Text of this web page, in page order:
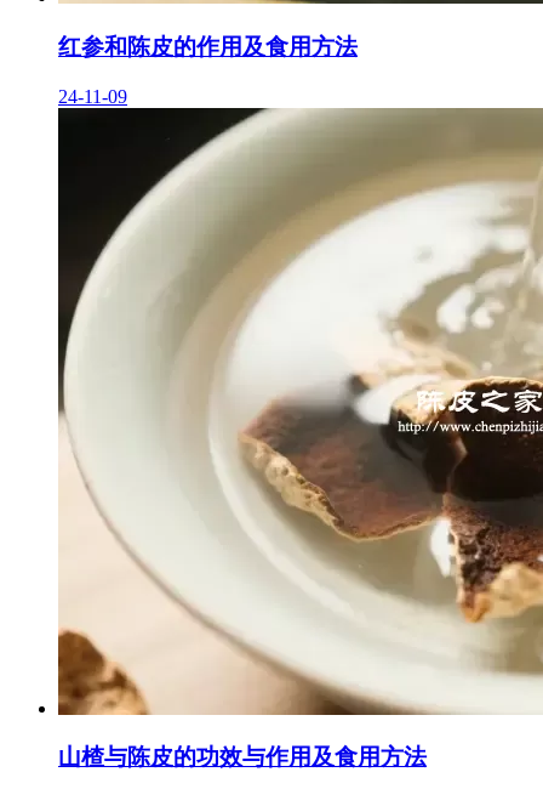
红参和陈皮的作用及食用方法
24-11-09
山楂与陈皮的功效与作用及食用方法